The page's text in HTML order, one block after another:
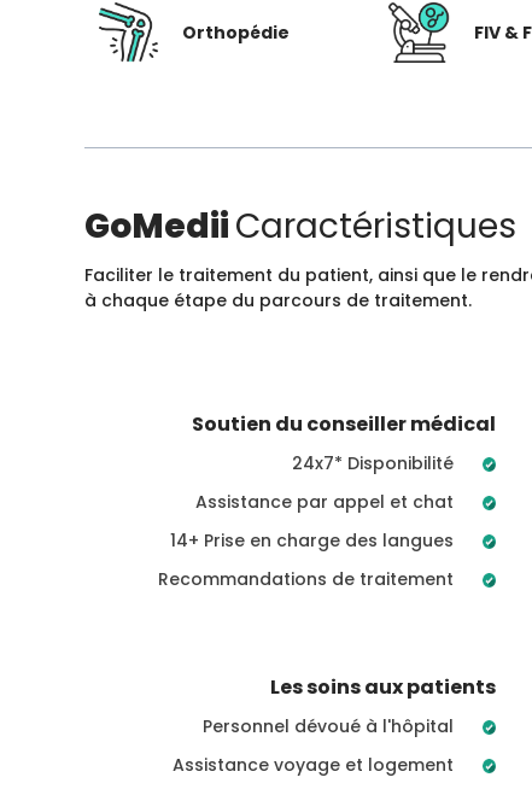
Orthopédie FIV &
GoMediiCaractéristiques
Faciliter le traitement du patient, ainsi que le
à chaque étape du parcours de traitement.
Soutien du conseiller médical
24x7* Disponibilité
Assistance par appel et chat
14+ Prise en charge des langues
Recommandations de traitement
Les soins aux patients
Personnel dévoué à l'hôpital
Assistance voyage et logement